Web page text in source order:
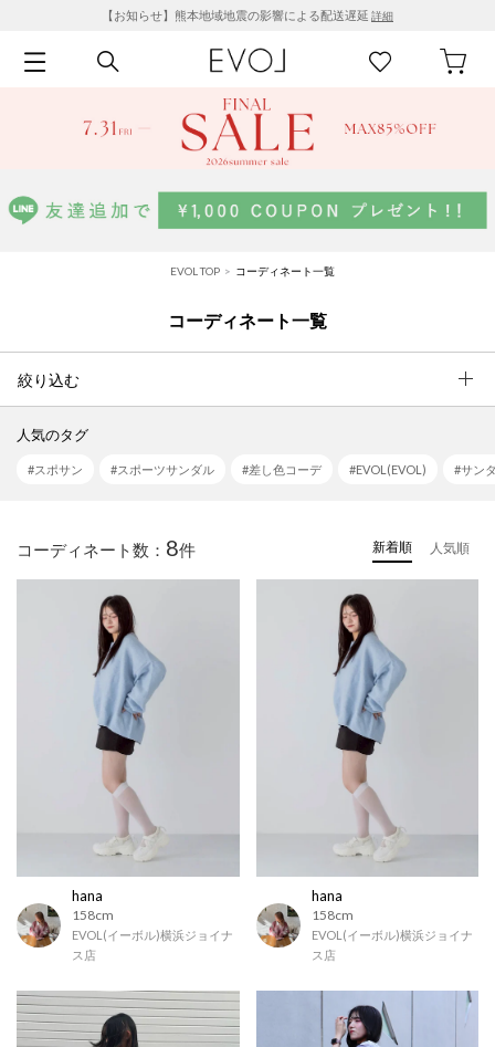
【お知らせ】熊本地域地震の影響による配送遅延 詳細
EVOL TOP コーディネート一覧
コーディネート一覧
絞り込む
人気のタグ
#スポサン #スポーツサンダル #差し色コーデ #EVOL(EVOL) #サン
コーディネート数： 8件 新着順 人気順
hana
158cm
EVOL(イーボル)横浜ジョイナ
ス店
hana
158cm
EVOL(イーボル)横浜ジョイナ
ス店